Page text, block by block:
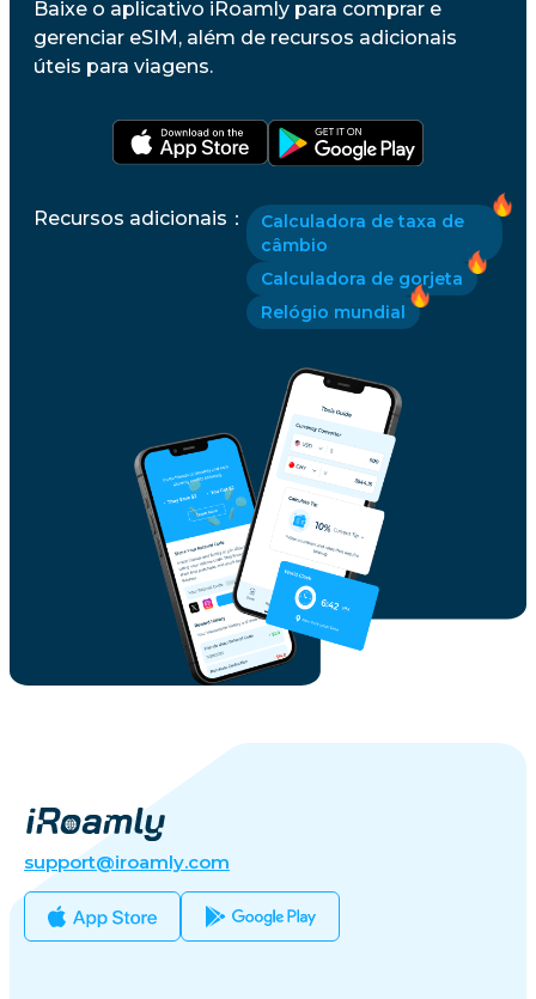
Baixe o aplicativo iRoamly para comprar e
gerenciar eSIM, além de recursos adicionais
úteis para viagens.
Recursos adicionais ：
Calculadora de taxa de
câmbio
Calculadora de gorjeta
Relógio mundial
support@iroamly.com